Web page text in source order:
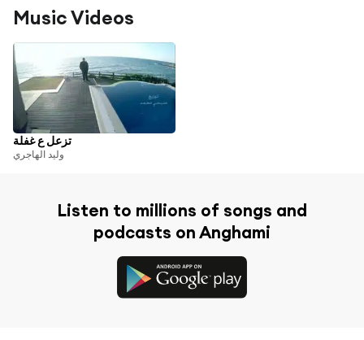
Music Videos
تزعل ع غفلة
وليد الهاجري
Listen to millions of songs and
podcasts on Anghami